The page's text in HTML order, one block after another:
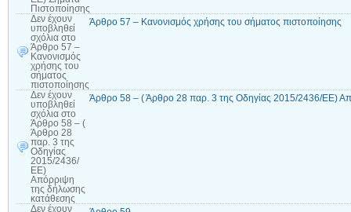
Πιστοποίησης
Δεν έχουν
υποβληθεί
σχόλια στο
Άρθρο 57 –
Κανονισμός
χρήσης του
σήματος
πιστοποίησης
Άρθρο 57 – Κανονισμός χρήσης του σήματος πιστοποίησης
Δεν έχουν
υποβληθεί
σχόλια στο
Άρθρο 58 – (
Άρθρο 28
παρ. 3 της
Οδηγίας
2015/2436/
ΕΕ)
Απόρριψη
της δήλωσης
κατάθεσης
Άρθρο 58 – ( Άρθρο 28 παρ. 3 της Οδηγίας 2015/2436/ΕΕ)
Δεν έχουν